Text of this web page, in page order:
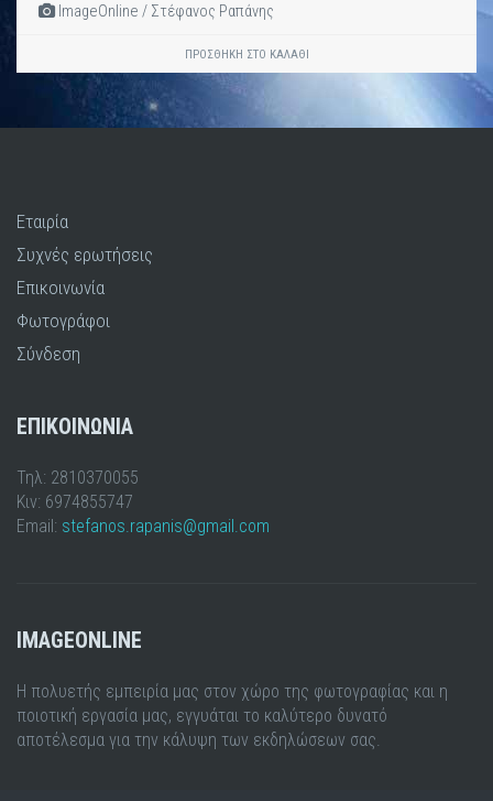
ImageOnline / Στέφανος Ραπάνης
ΠΡΟΣΘΉΚΗ ΣΤΟ ΚΑΛΆΘΙ
Εταιρία
Συχνές ερωτήσεις
Επικοινωνία
Φωτογράφοι
Σύνδεση
ΕΠΙΚΟΙΝΩΝΙΑ
Τηλ: 2810370055
Κιν: 6974855747
Email: stefanos.rapanis@gmail.com
IMAGEONLINE
Η πολυετής εμπειρία μας στον χώρο της φωτογραφίας και η
ποιοτική εργασία μας, εγγυάται το καλύτερο δυνατό
αποτέλεσμα για την κάλυψη των εκδηλώσεων σας.